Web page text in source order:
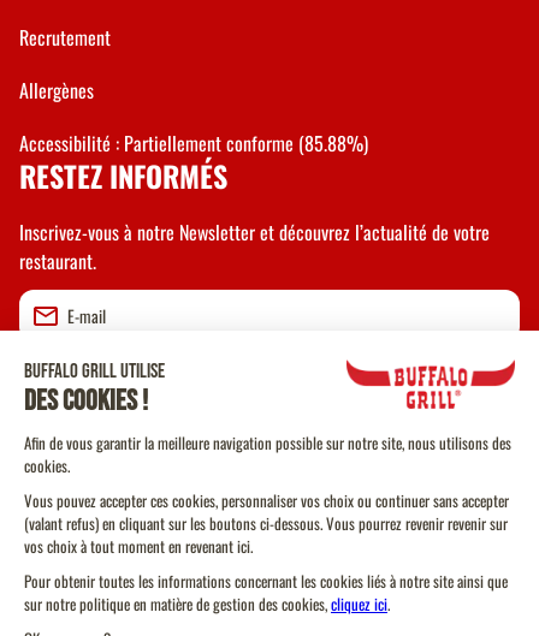
Recrutement
Allergènes
Accessibilité : Partiellement conforme (85.88%)
RESTEZ INFORMÉS
Inscrivez-vous à notre Newsletter et découvrez l’actualité de votre
restaurant.
Valider
CGU
CGV Vente à emporter
CGU Programme de Fidélité